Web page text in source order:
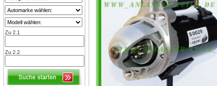
Zu 2.1
Zu 2.2